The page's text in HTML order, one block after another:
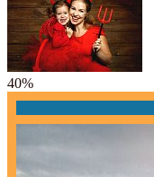
40%